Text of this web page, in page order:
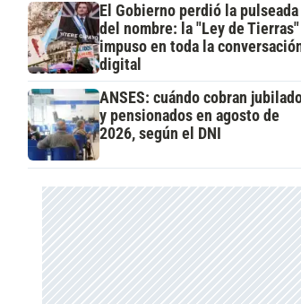
El Gobierno perdió la pulseada
del nombre: la "Ley de Tierras"
impuso en toda la
digital
ANSES: cuándo cobran
y pensionados en agosto de
2026, según el DNI